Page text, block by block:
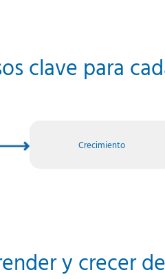
clave para
Crecimiento
y crecer